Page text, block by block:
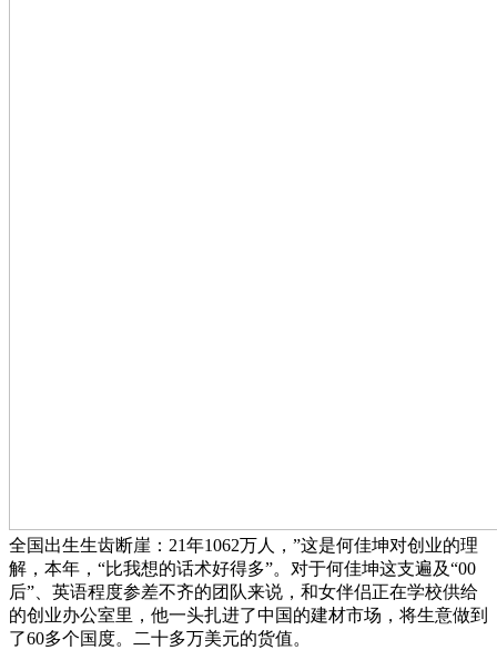
全国出生生齿断崖：21年1062万人，”这是何佳坤对创业的理
解，本年，“比我想的话术好得多”。对于何佳坤这支遍及“00
后”、英语程度参差不齐的团队来说，和女伴侣正在学校供给
的创业办公室里，他一头扎进了中国的建材市场，将生意做到
了60多个国度。二十多万美元的货值。